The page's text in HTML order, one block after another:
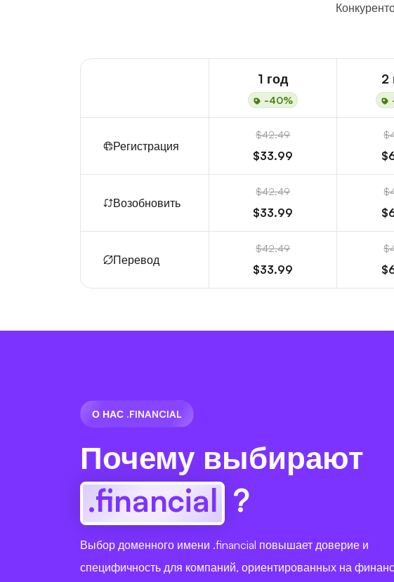
1 год
-40%
2
Регистрация
$42.49
$33.99
Возобновить
$42.49
$33.99
Перевод
$42.49
$33.99
О НАС .FINANCIAL
Почему выбирают
.financial ?
Выбор доменного имени .financial повышает доверие и
специфичность для компаний, ориентированных на